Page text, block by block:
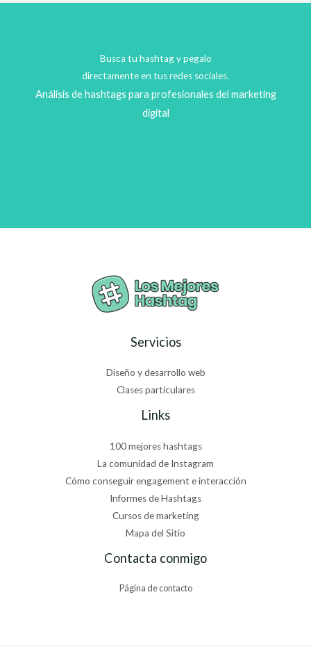
Busca tu hashtag y pegalo
directamente en tus redes sociales.
Análisis de hashtags para profesionales del marketing
digital
Servicios
Diseño y desarrollo web
Clases particulares
Links
100 mejores hashtags
La comunidad de Instagram
Cómo conseguir engagement e interacción
Informes de Hashtags
Cursos de marketing
Mapa del Sitio
Contacta conmigo
Página de contacto